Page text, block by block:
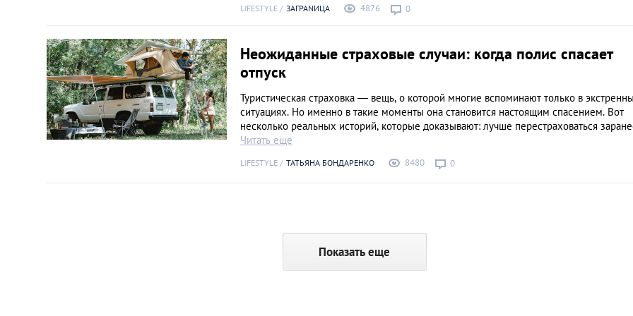
LIFESTYLE ЗАГРАNИЦА 4876 0
Неожиданные страховые случаи: когда полис спасает
отпуск
Туристическая страховка — вещь, о которой многие вспоминают только в
ситуациях. Но именно в такие моменты она становится настоящим спасением. Вот
несколько реальных историй, которые доказывают: лучше перестраховаться
Читать еще
LIFESTYLE ТАТЬЯНА БОНДАРЕНКО 8480 0
Показать еще